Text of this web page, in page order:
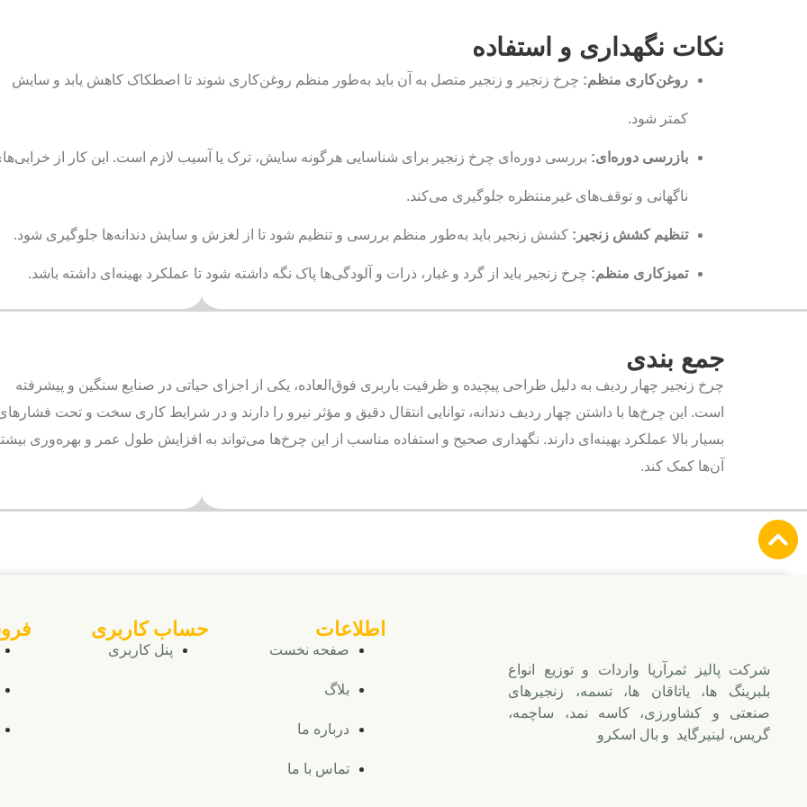
نکات نگهداری و استفاده
روغن‌کاری منظم: چرخ زنجیر و زنجیر متصل به آن باید به‌طور منظم روغن‌کاری شوند تا اصطکاک کاهش یابد و سایش
کمتر شود.
بازرسی دوره‌ای: بررسی دوره‌ای چرخ زنجیر برای شناسایی هرگونه سایش، ترک یا آسیب لازم است. این کار از
ناگهانی و توقف‌های غیرمنتظره جلوگیری می‌کند.
تنظیم کشش زنجیر: کشش زنجیر باید به‌طور منظم بررسی و تنظیم شود تا از لغزش و سایش دندانه‌ها جلوگیری شود.
تمیزکاری منظم: چرخ زنجیر باید از گرد و غبار، ذرات و آلودگی‌ها پاک نگه داشته شود تا عملکرد بهینه‌ای داشته باشد.
جمع بندی
چرخ زنجیر چهار ردیف به دلیل طراحی پیچیده و ظرفیت باربری فوق‌العاده، یکی از اجزای حیاتی در صنایع سنگین و پیشرفته
است. این چرخ‌ها با داشتن چهار ردیف دندانه، توانایی انتقال دقیق و مؤثر نیرو را دارند و در شرایط کاری سخت و تحت
بسیار بالا عملکرد بهینه‌ای دارند. نگهداری صحیح و استفاده مناسب از این چرخ‌ها می‌تواند به افزایش طول عمر و بهره‌وری
آن‌ها کمک کند.
شرکت پالیز ثمرآریا واردات و توزیع انواع
بلبرینگ ها، یاتاقان ها، تسمه، زنجیرهای
صنعتی و كشاورزی، كاسه نمد، ساچمه،
گریس، لینیرگاید و بال اسكرو
اطلاعات
صفحه نخست
بلاگ
درباره ما
تماس با ما
حساب کاربری
پنل کاربری